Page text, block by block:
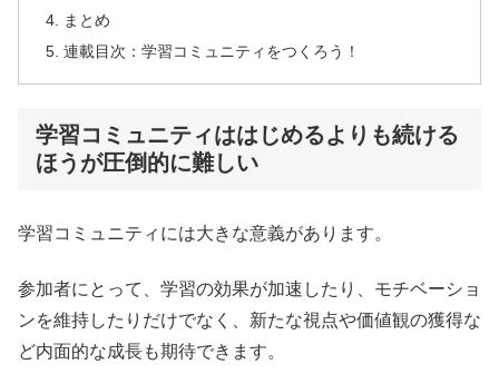
まとめ
連載目次：学習コミュニティをつくろう！
学習コミュニティははじめるよりも続ける
ほうが圧倒的に難しい
学習コミュニティには大きな意義があります。
参加者にとって、学習の効果が加速したり、モチベーショ
ンを維持したりだけでなく、新たな視点や価値観の獲得な
ど内面的な成長も期待できます。